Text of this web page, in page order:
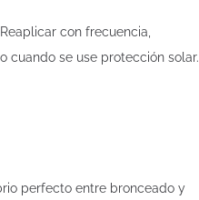
con frecuencia,
cuando se use protección solar.
perfecto entre bronceado y